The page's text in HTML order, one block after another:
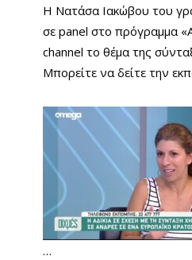
Η Νατάσα Ιακώβου του
σε panel στο πρόγραμμα
channel το θέμα της
Μπορείτε να δείτε την
…